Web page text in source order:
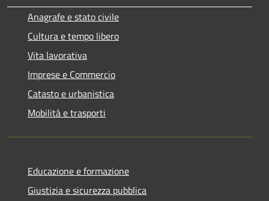
Anagrafe e stato civile
Cultura e tempo libero
Vita lavorativa
Imprese e Commercio
Catasto e urbanistica
Mobilità e trasporti
Educazione e formazione
Giustizia e sicurezza pubblica